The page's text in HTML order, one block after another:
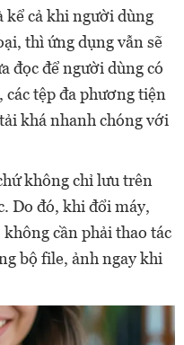
kể cả khi người dùng
thì ứng dụng vẫn sẽ
đọc để người dùng có
tệp đa phương tiện
khá nhanh chóng với
không chỉ lưu trên
Do đó, khi đổi máy,
cần phải thao tác
bộ file, ảnh ngay khi